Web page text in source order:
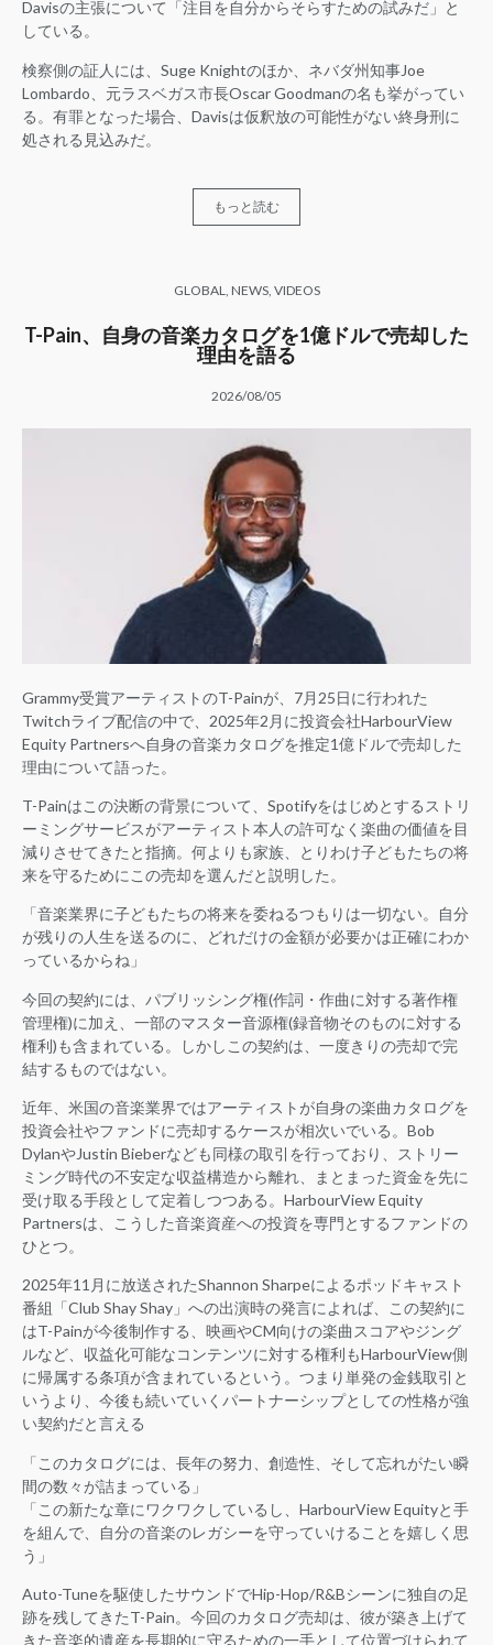
Davisの主張について「注目を自分からそらすための試みだ」と
している。
検察側の証人には、Suge Knightのほか、ネバダ州知事Joe
Lombardo、元ラスベガス市長Oscar Goodmanの名も挙がってい
る。有罪となった場合、Davisは仮釈放の可能性がない終身刑に
処される見込みだ。
もっと読む
GLOBAL NEWS, VIDEOS
T-Pain、自身の音楽カタログを1億ドルで売却した
理由を語る
2026/08/05
Grammy受賞アーティストのT-Painが、7月25日に行われた
Twitchライブ配信の中で、2025年2月に投資会社HarbourView
Equity Partnersへ自身の音楽カタログを推定1億ドルで売却した
理由について語った。
T-Painはこの決断の背景について、Spotifyをはじめとするストリ
ーミングサービスがアーティスト本人の許可なく楽曲の価値を目
減りさせてきたと指摘。何よりも家族、とりわけ子どもたちの将
来を守るためにこの売却を選んだと説明した。
「音楽業界に子どもたちの将来を委ねるつもりは一切ない。自分
が残りの人生を送るのに、どれだけの金額が必要かは正確にわか
っているからね」
今回の契約には、パブリッシング権(作詞・作曲に対する著作権
管理権)に加え、一部のマスター音源権(録音物そのものに対する
権利)も含まれている。しかしこの契約は、一度きりの売却で完
結するものではない。
近年、米国の音楽業界ではアーティストが自身の楽曲カタログを
投資会社やファンドに売却するケースが相次いでいる。Bob
DylanやJustin Bieberなども同様の取引を行っており、ストリー
ミング時代の不安定な収益構造から離れ、まとまった資金を先に
受け取る手段として定着しつつある。HarbourView Equity
Partnersは、こうした音楽資産への投資を専門とするファンドの
ひとつ。
2025年11月に放送されたShannon Sharpeによるポッドキャスト
番組「Club Shay Shay」への出演時の発言によれば、この契約に
はT-Painが今後制作する、映画やCM向けの楽曲スコアやジング
ルなど、収益化可能なコンテンツに対する権利もHarbourView側
に帰属する条項が含まれているという。つまり単発の金銭取引と
いうより、今後も続いていくパートナーシップとしての性格が強
い契約だと言える
「このカタログには、長年の努力、創造性、そして忘れがたい瞬
間の数々が詰まっている」
「この新たな章にワクワクしているし、HarbourView Equityと手
を組んで、自分の音楽のレガシーを守っていけることを嬉しく思
う」
Auto-Tuneを駆使したサウンドでHip-Hop/R&Bシーンに独自の足
跡を残してきたT-Pain。今回のカタログ売却は、彼が築き上げて
きた音楽的遺産を長期的に守るための一手として位置づけられて